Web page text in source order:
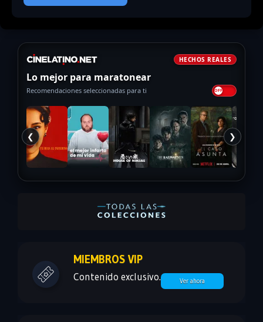
HECHOS REALES
Lo mejor para maratonear
Recomendaciones seleccionadas para ti
❮ ❯
MIEMBROS VIP
Contenido exclusivo. Ver ahora